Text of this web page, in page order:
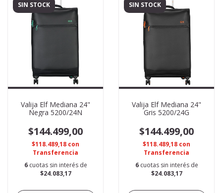
SIN STOCK
Valija Elf Mediana 24"
Negra 5200/24N
$144.499,00
$118.489,18 con
Transferencia
6 cuotas sin interés de
$24.083,17
SIN STOCK
Valija Elf Mediana 24"
Gris 5200/24G
$144.499,00
$118.489,18 con
Transferencia
6 cuotas sin interés de
$24.083,17